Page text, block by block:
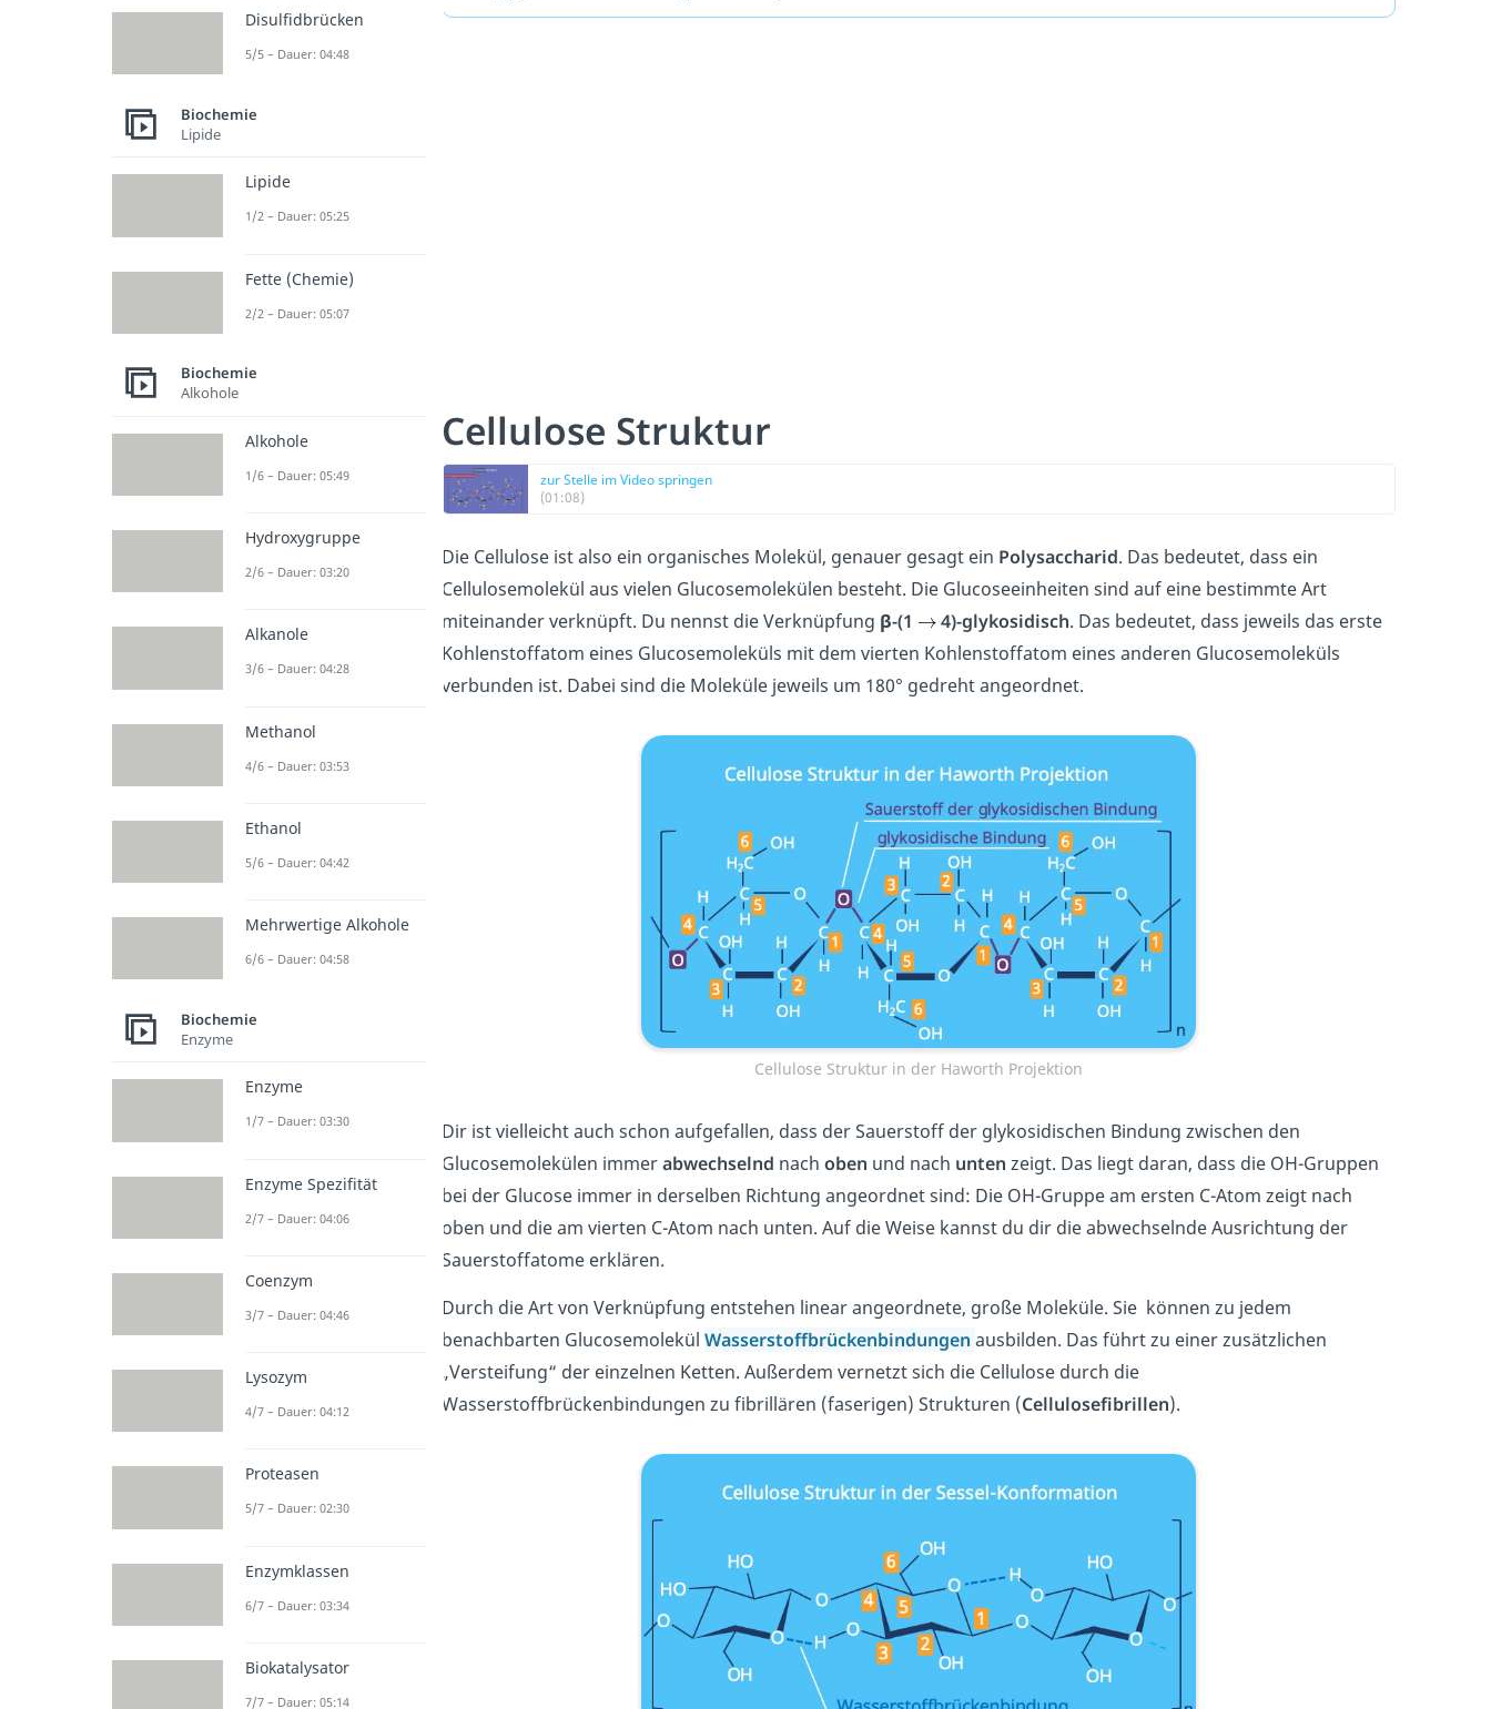
Cellulose Struktur
zur Stelle im Video springen
(01:08)
Die Cellulose ist also ein organisches Molekül, genauer gesagt ein Polysaccharid. Das bedeutet, dass ein
Cellulosemolekül aus vielen Glucosemolekülen besteht. Die Glucoseeinheiten sind auf eine bestimmte Art
miteinander verknüpft. Du nennst die Verknüpfung β-(1 4)-glykosidisch. Das bedeutet, dass jeweils das erste
Kohlenstoffatom eines Glucosemoleküls mit dem vierten Kohlenstoffatom eines anderen Glucosemoleküls
verbunden ist. Dabei sind die Moleküle jeweils um 180° gedreht angeordnet.
Cellulose Struktur in der Haworth Projektion
Dir ist vielleicht auch schon aufgefallen, dass der Sauerstoff der glykosidischen Bindung zwischen den
Glucosemolekülen immerabwechselnd nach oben und nach unten zeigt. Das liegt daran, dass die OH-Gruppen
bei der Glucose immer in derselben Richtung angeordnet sind: Die OH-Gruppe am ersten C-Atom zeigt nach
oben und die am vierten C-Atom nach unten. Auf die Weise kannst du dir die abwechselnde Ausrichtung der
Sauerstoffatome erklären.
Durch die Art von Verknüpfung entstehen linear angeordnete, große Moleküle. Sie können zu jedem
benachbarten Glucosemolekül Wasserstoffbrückenbindungen ausbilden. Das führt zu einer zusätzlichen
„Versteifung“ der einzelnen Ketten. Außerdem vernetzt sich die Cellulose durch die
Wasserstoffbrückenbindungen zu fibrillären (faserigen) Strukturen (Cellulosefibrillen).
Disulfidbrücken
5/5 – Dauer: 04:48
Biochemie
Lipide
Lipide
1/2 – Dauer: 05:25
Fette (Chemie)
2/2 – Dauer: 05:07
Biochemie
Alkohole
Alkohole
1/6 – Dauer: 05:49
Hydroxygruppe
2/6 – Dauer: 03:20
Alkanole
3/6 – Dauer: 04:28
Methanol
4/6 – Dauer: 03:53
Ethanol
5/6 – Dauer: 04:42
Mehrwertige Alkohole
6/6 – Dauer: 04:58
Biochemie
Enzyme
Enzyme
1/7 – Dauer: 03:30
Enzyme Spezifität
2/7 – Dauer: 04:06
Coenzym
3/7 – Dauer: 04:46
Lysozym
4/7 – Dauer: 04:12
Proteasen
5/7 – Dauer: 02:30
Enzymklassen
6/7 – Dauer: 03:34
Biokatalysator
7/7 – Dauer: 05:14